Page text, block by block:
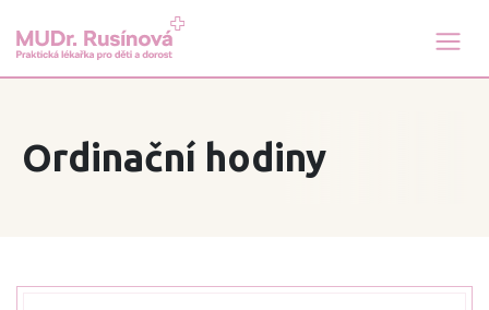
Ordinační hodiny